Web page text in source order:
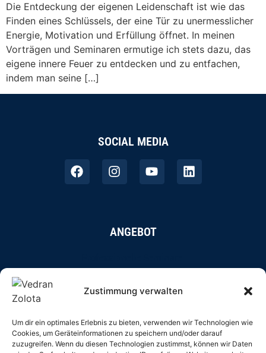
Zustimmung verwalten
Um dir ein optimales Erlebnis zu bieten, verwenden wir Technologien wie
Cookies, um Geräteinformationen zu speichern und/oder darauf
zuzugreifen. Wenn du diesen Technologien zustimmst, können wir Daten
Die Entdeckung der eigenen Leidenschaft ist wie das
Finden eines Schlüssels, der eine Tür zu unermesslicher
Energie, Motivation und Erfüllung öffnet. In meinen
Vorträgen und Seminaren ermutige ich stets dazu, das
eigene innere Feuer zu entdecken und zu entfachen,
indem man seine […]
Vedran Zolota unterstützt Unternehmer und Vertriebsteams dabei,
ANGEBOT
SOCIAL MEDIA